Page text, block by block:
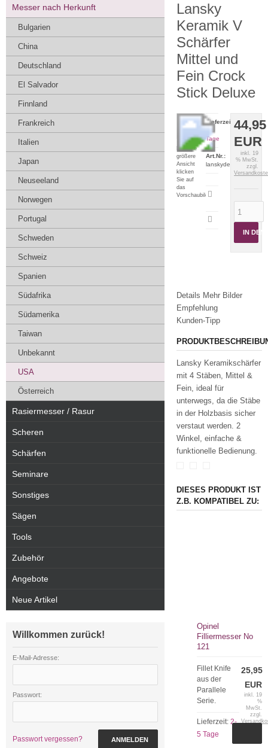
Lansky
Keramik V
Schärfer
Mittel und
Fein Crock
Stick Deluxe
Für eine
größere
Ansicht
klicken
Sie auf
das
Vorschaubild
44,95
EUR
inkl. 19
% MwSt.
zzgl.
IN DEN
Lieferzeit:
2-5
Tage
Art.Nr.:
lanskydeluxe
drucken
Details Mehr Bilder
Empfehlung
Kunden-Tipp
Lansky Keramikschärfer
mit 4 Stäben, Mittel &
Fein, ideal für
unterwegs, da die Stäbe
in der Holzbasis sicher
verstaut werden. 2
Winkel, einfache &
funktionelle Bedienung.
DIESES PRODUKT IST
Z.B. KOMPATIBEL ZU:
Opinel
Filliermesser No
121
Fillet Knife
aus der
Parallele
Serie.
Lieferzeit:2-
5 Tage
25,95
EUR
inkl. 19
%
MwSt.
zzgl.
Messer nach Herkunft
Bulgarien
China
Deutschland
El Salvador
Finnland
Frankreich
Italien
Japan
Neuseeland
Norwegen
Portugal
Schweden
Schweiz
Spanien
Südafrika
Südamerika
Taiwan
Unbekannt
USA
Österreich
Rasiermesser / Rasur
Scheren
Schärfen
Seminare
Sonstiges
Sägen
Tools
Zubehör
Angebote
Neue Artikel
Willkommen zurück!
E-Mail-Adresse:
Passwort:
Passwort vergessen? ANMELDEN